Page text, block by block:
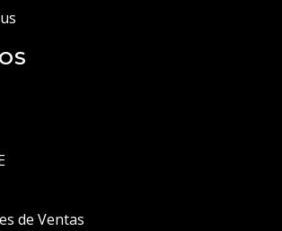
de Ventas